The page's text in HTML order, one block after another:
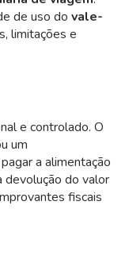
de uso do vale-
limitações e
e controlado. O
um
a alimentação
devolução do valor
fiscais